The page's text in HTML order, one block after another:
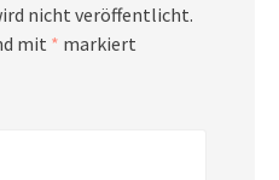
nicht veröffentlicht.
mit * markiert